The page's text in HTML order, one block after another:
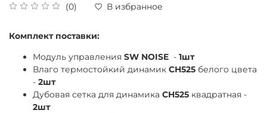
(0) В избранное
Комплект поставки:
Модуль управления SW NOISE - 1шт
Влаго термостойкий динамик СН525 белого цвета
- 2шт
Дубовая сетка для динамика СН525 квадратная -
2шт